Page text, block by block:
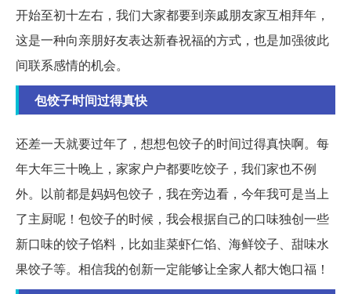
开始至初十左右，我们大家都要到亲戚朋友家互相拜年，
这是一种向亲朋好友表达新春祝福的方式，也是加强彼此
间联系感情的机会。
包饺子时间过得真快
还差一天就要过年了，想想包饺子的时间过得真快啊。每
年大年三十晚上，家家户户都要吃饺子，我们家也不例
外。以前都是妈妈包饺子，我在旁边看，今年我可是当上
了主厨呢！包饺子的时候，我会根据自己的口味独创一些
新口味的饺子馅料，比如韭菜虾仁馅、海鲜饺子、甜味水
果饺子等。相信我的创新一定能够让全家人都大饱口福！